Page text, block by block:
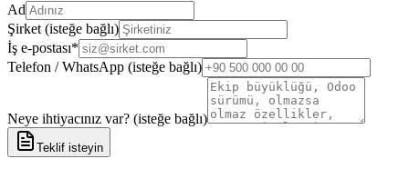
Ad
Şirket (isteğe bağlı)
İş e-postası*
Telefon / WhatsApp (isteğe bağlı)
Neye ihtiyacınız var? (isteğe bağlı)
Teklif isteyin